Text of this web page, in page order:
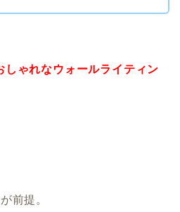
しゃれなウォールライティン
前提。